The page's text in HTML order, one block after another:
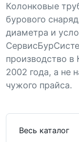
Колонковые
бурового
диаметра и
производство
2002 года, а не
чужого прайса.
Весь каталог